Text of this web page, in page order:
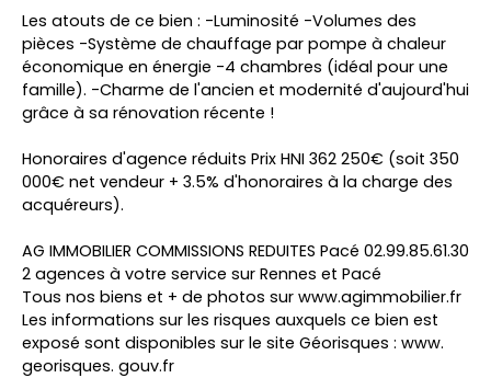
Les atouts de ce bien : -Luminosité -Volumes des
pièces -Système de chauffage par pompe à chaleur
économique en énergie -4 chambres (idéal pour une
famille). -Charme de l'ancien et modernité d'aujourd'hui
grâce à sa rénovation récente !
Honoraires d'agence réduits Prix HNI 362 250€ (soit 350
000€ net vendeur + 3.5% d'honoraires à la charge des
acquéreurs).
AG IMMOBILIER COMMISSIONS REDUITES Pacé 02.99.85.61.30
2 agences à votre service sur Rennes et Pacé
Tous nos biens et + de photos sur www.agimmobilier.fr
Les informations sur les risques auxquels ce bien est
exposé sont disponibles sur le site Géorisques : www.
georisques. gouv.fr